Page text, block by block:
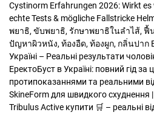
Cystinorm Erfahrungen 2026: Wirkt
echte Tests & mögliche Fallstricke
พยาธิ, ขับพยาธิ, รักษาพยาธิในลำไส้,
ปัญหาผิวหนัง, ท้องอืด, ท้องผูก, กลิ่นปาก
Україні – Реальні результати
ЕректоБуст в Україні: повний гід за
протипоказаннями та реальними
SkineForm для швидкого схуднення |
Tribulus Active купити 🛒 – реальні